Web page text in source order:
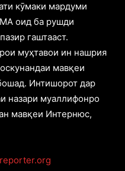
кӯмаки мардуми
оид ба рушди
гаштааст.
муҳтавои ин нашрия
мавқеи
Интишорот дар
назари муаллифонро
мавқеи Интернюс,